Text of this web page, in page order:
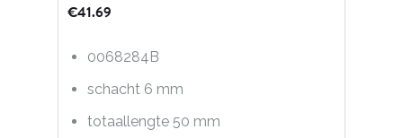
€41.69
0068284B
schacht 6 mm
totaallengte 50 mm